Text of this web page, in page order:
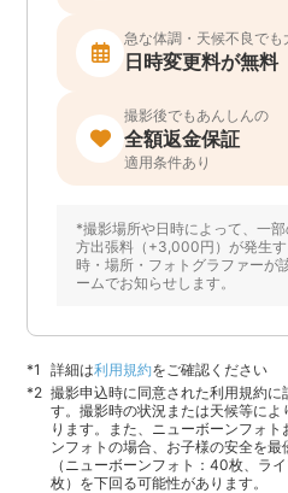
急な体調・天候不良でも
日時変更料が無料
撮影後でもあんしんの
全額返金保証
適用条件あり
*撮影場所や日時によって、一
方出張料（+3,000円）が発生
時・場所・フォトグラファーが
ームでお知らせします。
詳細は利用規約をご確認ください
撮影申込時に同意された利用規約に
す。撮影時の状況または天候等に
ります。また、ニューボーンフォ
ンフォトの場合、お子様の安全を
（ニューボーンフォト：40枚、ラ
枚）を下回る可能性があります。